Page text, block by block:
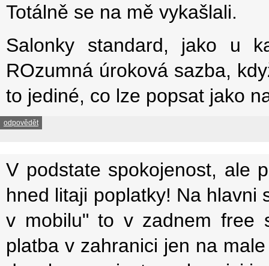
Totálně se na mě vykašlali.
Salonky standard, jako u
ROzumná úroková sazba,
to jediné, co lze popsat jako
odpovědět
V podstate spokojenost, ale
hned litaji poplatky! Na hlavni
v mobilu" to v zadnem free
platba v zahranici jen na